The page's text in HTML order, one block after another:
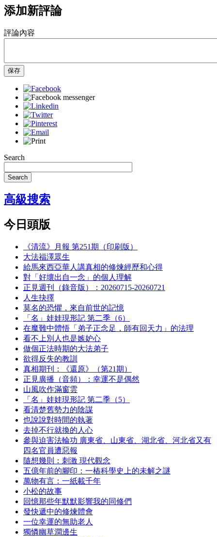
添加新評論
評論內容
保存
Search
Search
高級搜索
今日頭版
《清流》月報 第251期（印刷版）
大法福澤眾生
給馬來西亞華人講真相的修煉經歷和心得
對「好壞出自一念」的個人理解
正見週刊（錄音版）：20260715-20260721
人生抉擇
莫名的恐懼，來自前世的記憶
「名」娃娃現形記 第二季（6）
在魔難中體悟「弟子正念足，師有回天力」的法理
看不上別人也是嫉妒心
做個正法時期的大法弟子
欲得反失的教訓
真相期刊：《還原》（第21期）
正見廣播（音頻）：幸運不是偶然
山風吹作滿窗雲
「名」娃娃現形記 第二季（5）
看清楚舊勢力的陰謀
也說說對時間的執著
去掉不行就換的人心
參與迫害法輪功 廣東省、山東省、湖北省、河北省又有
四名官員遭惡報
隨想幾則：刺激 現代觀念
五億年前的腳印：一樁科學史上的未解之謎
萬物有言：一紙載千年
小松的故事
回憶那些年默默影響我的同修們
發快遞中的修煉體會
一位幸運的無助老人
獨憐幽草澗邊生